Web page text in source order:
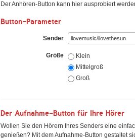
Der Anhören-Button kann hier ausprobiert
Button-Parameter
Sender
Größe
Klein
Mittelgroß
Groß
Der Aufnahme-Button für Ihre Hörer
Wollen Sie den Hörern Ihres Senders eine
genießen? Mit dem Aufnahme-Button gestaltet